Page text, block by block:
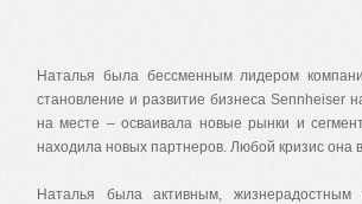
Наталья была бессменным лидером
становление и развитие бизнеса Sennheiser
на месте – осваивала новые рынки и
находила новых партнеров. Любой кризис она
Наталья была активным,